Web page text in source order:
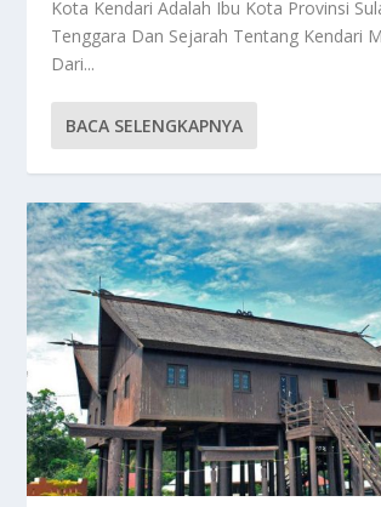
Kota Kendari Adalah Ibu Kota Provinsi
Tenggara Dan Sejarah Tentang Kendari
Dari...
BACA SELENGKAPNYA